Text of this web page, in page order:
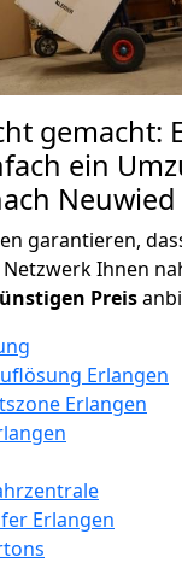
gemacht:
ein
garantieren,
Ihnen
Preis
Erlangen
Erlangen
Erlangen